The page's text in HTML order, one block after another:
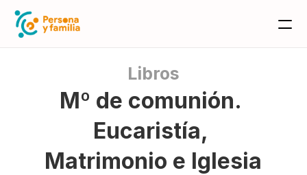
Libros
Mº de comunión.
Eucaristía,
Matrimonio e Iglesia